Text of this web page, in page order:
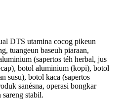
DTS utamina cocog pikeun
tuangeun baseuh piaraan,
(sapertos téh herbal, jus
botol aluminium (kopi), botol
susu), botol kaca (sapertos
sanésna, operasi bongkar
sareng stabil.